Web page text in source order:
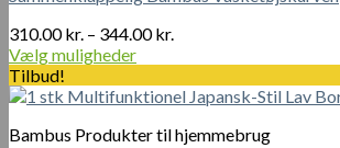
310.00kr. – 344.00kr.
344.00 kr.
Vælg muligheder
Dette
vare
flere
Tilbud!
Bambus Produkter til hjemmebrug